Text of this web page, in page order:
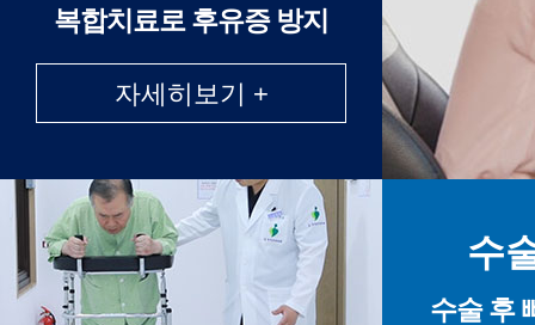
복합치료로 후유증 방지
자세히보기 +
수
수술 후